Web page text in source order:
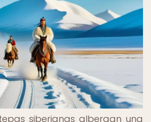
siberianas albergan una